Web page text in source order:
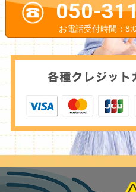
050-
お電話受付時間：